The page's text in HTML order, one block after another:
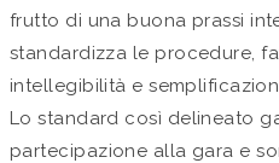
frutto di una buona prassi
standardizza le procedure,
intellegibilità e
Lo standard così delineato
partecipazione alla gara e